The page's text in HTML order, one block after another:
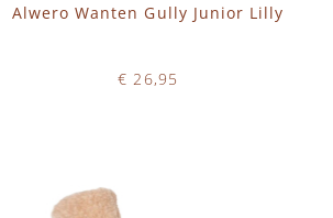
Alwero Wanten Gully Junior Lilly
€ 26,95